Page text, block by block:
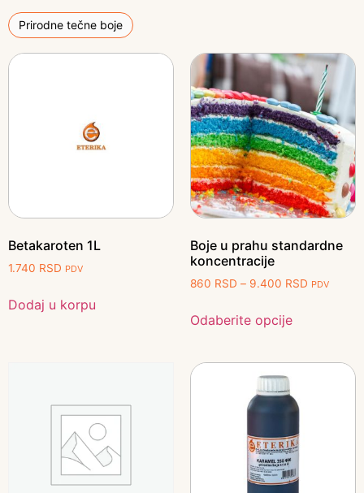
Prirodne tečne boje
Betakaroten 1L
1.740 RSD PDV
Dodaj u korpu
Boje u prahu standardne
koncentracije
860 RSD – 9.400 RSD PDV
Odaberite opcije